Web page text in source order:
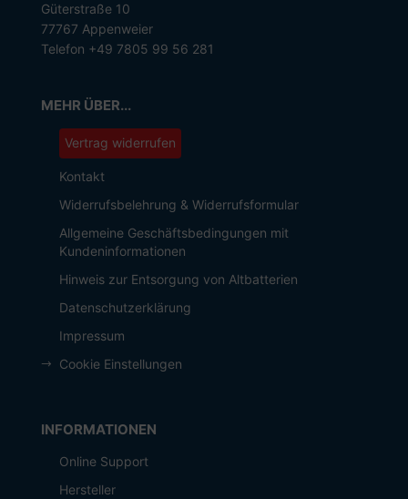
Güterstraße 10
77767 Appenweier
Telefon +49 7805 99 56 281
MEHR ÜBER...
Vertrag widerrufen
Kontakt
Widerrufsbelehrung & Widerrufsformular
Allgemeine Geschäftsbedingungen mit
Kundeninformationen
Hinweis zur Entsorgung von Altbatterien
Datenschutzerklärung
Impressum
Cookie Einstellungen
INFORMATIONEN
Online Support
Hersteller